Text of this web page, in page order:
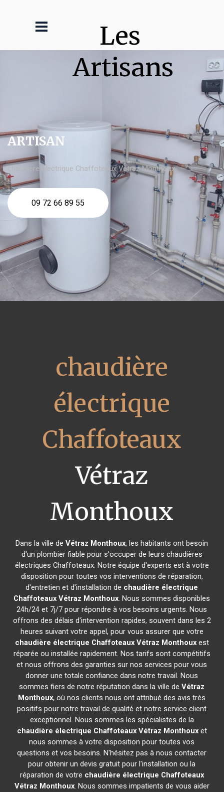
Les
Artisans
ARTISAN
chaudière électrique Chaffoteaux Vétraz Monthoux
09 72 66 89 55
chaudière
électrique
Chaffoteaux
Vétraz
Monthoux
Dans la ville deVétraz Monthoux, les habitants ont besoin
d'un plombier fiable pour s'occuper de leurs chaudières
électriques Chaffoteaux. Notre équipe d'experts est à votre
disposition pour toutes vos interventions de réparation,
d'entretien et d'installation de chaudière électrique
Chaffoteaux Vétraz Monthoux. Nous sommes disponibles
24h/24 et 7j/7 pour répondre à vos besoins urgents. Nous
offrons des délais d'intervention rapides, souvent dans les 2
heures suivant votre appel, pour vous assurer que votre
chaudière électrique Chaffoteaux Vétraz Monthouxest
réparée ou installée rapidement. Nos tarifs sont compétitifs
et nous offrons des garanties sur nos services pour vous
donner une totale confiance dans notre travail. Nous
sommes fiers de notre réputation dans la ville deVétraz
Monthoux, où nos clients nous ont attribué des avis très
positifs pour notre travail de qualité et notre service client
exceptionnel. Nous sommes les spécialistes de la
chaudière électrique Chaffoteaux Vétraz Monthouxet
nous sommes à votre disposition pour toutes vos
questions et vos besoins. N'hésitez pas à nous contacter
pour obtenir un devis gratuit pour l'installation ou la
réparation de votre chaudière électrique Chaffoteaux
Vétraz Monthoux. Nous sommes impatients de vous aider